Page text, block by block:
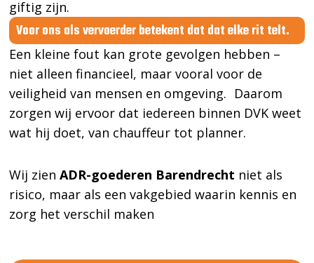
giftig zijn.
Voor ons als vervoerder betekent dat dat elke rit telt.
Een kleine fout kan grote gevolgen hebben –
niet alleen financieel, maar vooral voor de
veiligheid van mensen en omgeving. Daarom
zorgen wij ervoor dat iedereen binnen DVK weet
wat hij doet, van chauffeur tot planner.
Wij zienADR-goederen Barendrecht niet als
risico, maar als een vakgebied waarin kennis en
zorg het verschil maken